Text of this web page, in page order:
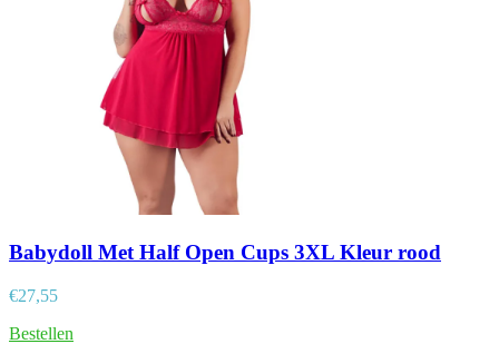
Babydoll Met Half Open Cups 3XL Kleur rood
€27,55
Bestellen